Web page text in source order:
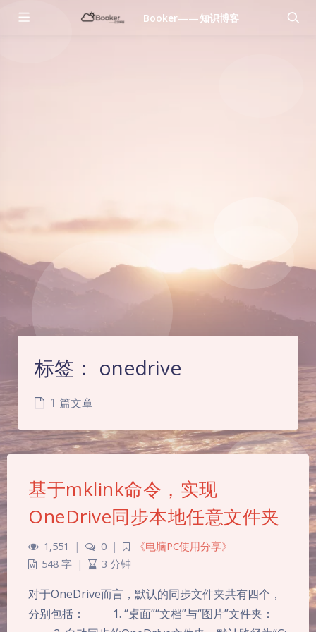
Booker——知识博客
夜间模式
Sans Serif Serif
标签： onedrive
1 篇文章
基于mklink命令，实现
OneDrive同步本地任意文件夹
1,551 | 0 |
《电脑PC使用分享》
548 字 | 3 分钟
对于OneDrive而言，默认的同步文件夹共有四个，
分别包括： 1. “桌面”“文档”与“图片”文件夹：